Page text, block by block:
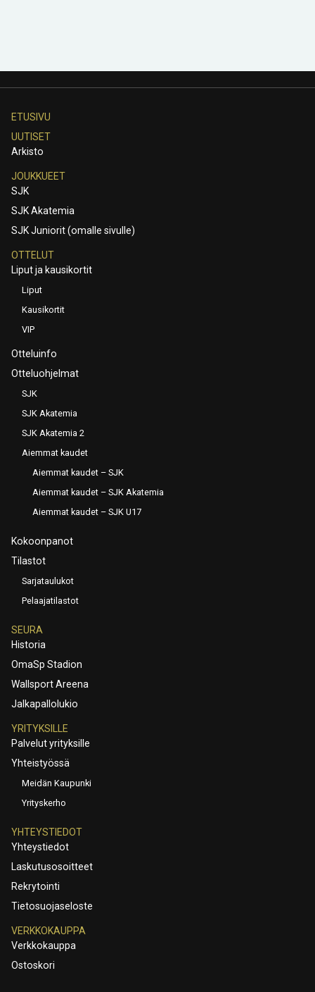
ETUSIVU
UUTISET
Arkisto
JOUKKUEET
SJK
SJK Akatemia
SJK Juniorit (omalle sivulle)
OTTELUT
Liput ja kausikortit
Liput
Kausikortit
VIP
Otteluinfo
Otteluohjelmat
SJK
SJK Akatemia
SJK Akatemia 2
Aiemmat kaudet
Aiemmat kaudet – SJK
Aiemmat kaudet – SJK Akatemia
Aiemmat kaudet – SJK U17
Kokoonpanot
Tilastot
Sarjataulukot
Pelaajatilastot
SEURA
Historia
OmaSp Stadion
Wallsport Areena
Jalkapallolukio
YRITYKSILLE
Palvelut yrityksille
Yhteistyössä
Meidän Kaupunki
Yrityskerho
YHTEYSTIEDOT
Yhteystiedot
Laskutusosoitteet
Rekrytointi
Tietosuojaseloste
VERKKOKAUPPA
Verkkokauppa
Ostoskori